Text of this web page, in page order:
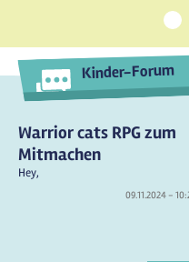
1
Kinder-Forum
Warrior cats RPG zum
Mitmachen
Hey,
09.11.2024 -